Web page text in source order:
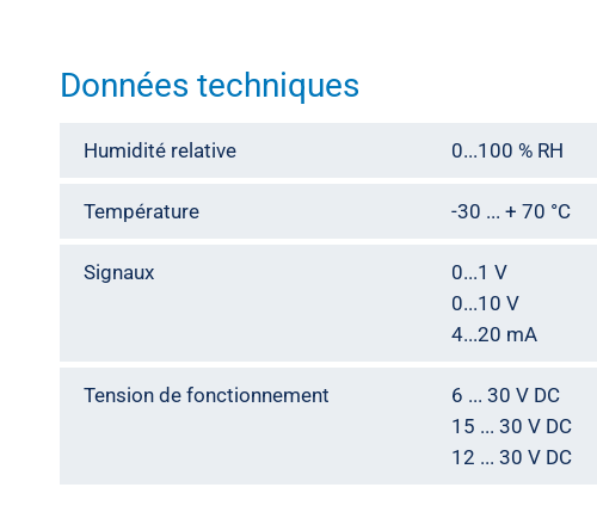
Données techniques
Humidité relative 0...100 % RH
Température -30 ... + 70 °C
Signaux
0...1 V
0...10 V
4...20 mA
Tension de fonctionnement
6 ... 30 V DC
15 ... 30 V DC
12 ... 30 V DC